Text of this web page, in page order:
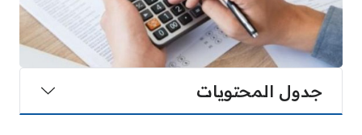
جدول المحتويات